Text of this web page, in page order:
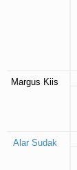
Margus Kiis
Alar Sudak